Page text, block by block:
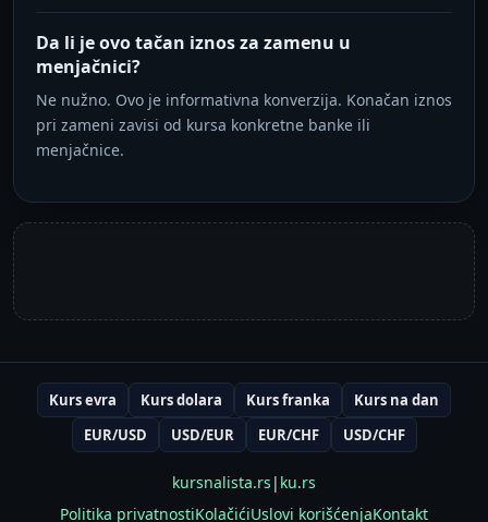
Da li je ovo tačan iznos za zamenu u
menjačnici?
Ne nužno. Ovo je informativna konverzija. Konačan iznos
pri zameni zavisi od kursa konkretne banke ili
menjačnice.
Kurs evra Kurs dolara Kurs franka
Kurs na dan
EUR/USD
USD/EUR EUR/CHF USD/CHF
kursnalista.rs | ku.rs
Politika privatnostiKolačićiUslovi korišćenjaKontakt